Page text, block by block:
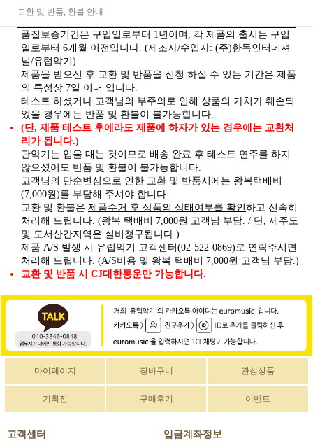
교환 및 반품, 환불 안내
품질보증기간은 구입일로부터 1년이며, 각 제품의 출시는 구입
일로부터 6개월 이전입니다. (제조자/수입자: (주)한독인터네셔
널/유럽악기)
제품을 받으신 후 교환 및 반품을 신청 하실 수 있는 기간은 제품
의 특성상 7일 이내 입니다.
테스트 하셨거나 고객님의 부주의로 인해 상품의 가치가 훼손되
었을 경우에는 반품 및 환불이 불가능합니다.
(단, 제품 테스트 후에라도 제품에 하자가 있는 경우에는 교환처
리가 됩니다.)
관악기는 입을 대는 것이므로 배송 완료 후 테스트 연주를 하지
않으셨어도 반품 및 환불이 불가능합니다.
고객님의 단순변심으로 인한 교환 및 반품시에는 왕복택배비
(7,000원)를 부담해 주셔야 합니다.
교환 및 환불은 제품수거 후 상품의 상태여부를 확인하고 신속히
처리해 드립니다. (왕복 택배비 7,000원 고객님 부담. / 단, 제주도
및 도서산간지역은 실비청구됩니다.)
제품 A/S 발생 시 유럽악기 고객센터(02-522-0869)로 연락주시면
처리해 드립니다. (A/S비용 및 왕복 택배비 7,000원 고객님 부담.)
교환 및 반품 시 CJ대한통운만 가능합니다.
마이페이지 장바구니 관심상품
기획전 구매후기 이벤트
고객센터 입금계좌정보